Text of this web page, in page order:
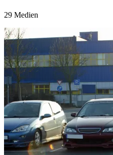
29 Medien